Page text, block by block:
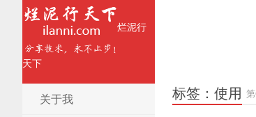
烂泥行
天下
关于我 标签：使用